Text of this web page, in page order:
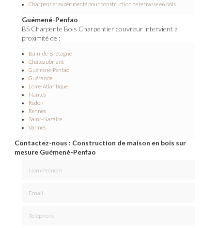
Charpentier expérimenté pour construction de terrasse en bois
Guémené-Penfao
BS Charpente Bois Charpentier couvreur intervient à
proximité de :
Bain-de-Bretagne
Châteaubriant
Guémené-Penfao
Guérande
Loire-Atlantique
Nantes
Redon
Rennes
Saint-Nazaire
Vannes
Contactez-nous : Construction de maison en bois sur
mesure Guémené-Penfao